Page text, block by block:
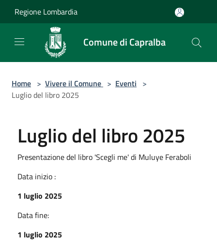
Regione Lombardia
Comune di Capralba
Home > Vivere il Comune > Eventi >
Luglio del libro 2025
Luglio del libro 2025
Presentazione del libro 'Scegli me' di Muluye Feraboli
Data inizio :
1 luglio 2025
Data fine:
1 luglio 2025